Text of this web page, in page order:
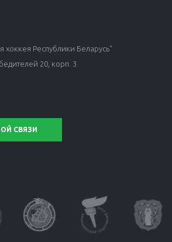
хоккея Республики Беларусь"
20, корп. 3
СВЯЗИ